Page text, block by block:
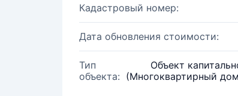
Кадастровый номер:
Дата обновления стоимости:
Тип
объекта:
Объект
(Многоквартирный